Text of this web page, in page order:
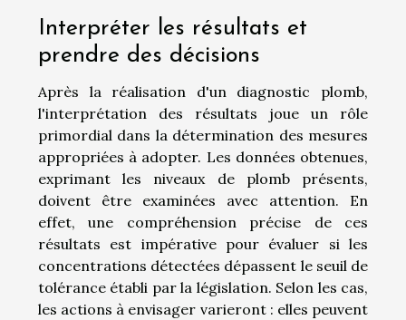
Interpréter les résultats et
prendre des décisions
Après la réalisation d'un diagnostic plomb,
l'interprétation des résultats joue un rôle
primordial dans la détermination des mesures
appropriées à adopter. Les données obtenues,
exprimant les niveaux de plomb présents,
doivent être examinées avec attention. En
effet, une compréhension précise de ces
résultats est impérative pour évaluer si les
concentrations détectées dépassent le seuil de
tolérance établi par la législation. Selon les cas,
les actions à envisager varieront : elles peuvent